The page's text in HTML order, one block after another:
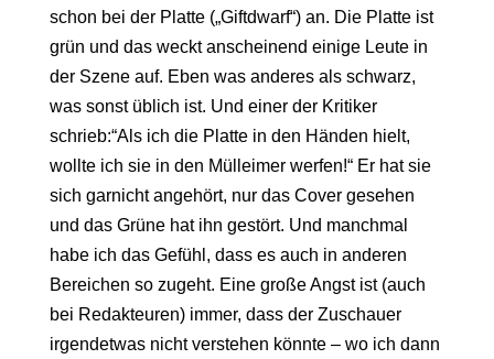
schon bei der Platte („Giftdwarf“) an. Die Platte ist
grün und das weckt anscheinend einige Leute in
der Szene auf. Eben was anderes als schwarz,
was sonst üblich ist. Und einer der Kritiker
schrieb:“Als ich die Platte in den Händen hielt,
wollte ich sie in den Mülleimer werfen!“ Er hat sie
sich garnicht angehört, nur das Cover gesehen
und das Grüne hat ihn gestört. Und manchmal
habe ich das Gefühl, dass es auch in anderen
Bereichen so zugeht. Eine große Angst ist (auch
bei Redakteuren) immer, dass der Zuschauer
irgendetwas nicht verstehen könnte – wo ich dann